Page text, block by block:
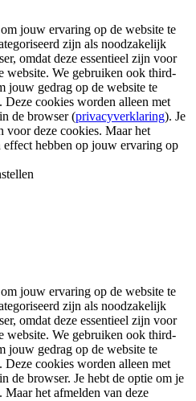
jouw ervaring op de website te
zijn als noodzakelijk
omdat deze essentieel zijn voor
website. We gebruiken ook third-
jouw gedrag op de website te
Deze cookies worden alleen met
de browser (privacyverklaring). Je
voor deze cookies. Maar het
hebben op jouw ervaring op
jouw ervaring op de website te
zijn als noodzakelijk
omdat deze essentieel zijn voor
website. We gebruiken ook third-
jouw gedrag op de website te
Deze cookies worden alleen met
de browser. Je hebt de optie om je
het afmelden van deze